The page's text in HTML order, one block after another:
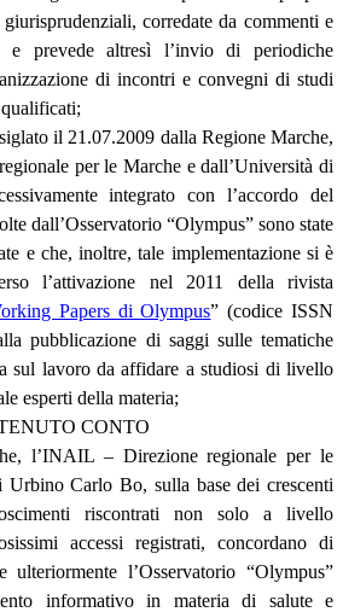
corredate da commenti e
e prevede altresì l’invio di periodiche
di incontri e convegni di studi
il 21.07.2009 dalla Regione Marche,
per le Marche e dall’Università di
integrato con l’accordo del
dall’Osservatorio “Olympus” sono state
e che, inoltre, tale implementazione si è
l’attivazione nel 2011 della rivista
Papers di Olympus” (codice ISSN
pubblicazione di saggi sulle tematiche
sul lavoro da affidare a studiosi di livello
esperti della materia;
CONTO
l’INAIL – Direzione regionale per le
Urbino Carlo Bo, sulla base dei crescenti
riscontrati non solo a livello
accessi registrati, concordano di
ulteriormente l’Osservatorio “Olympus”
informativo in materia di salute e